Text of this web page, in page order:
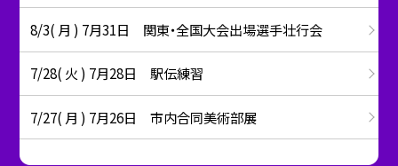
8/3( 月 ) 7月31日 関東・全国大会出場選手壮行会
7/28( 火 ) 7月28日 駅伝練習
7/27( 月 ) 7月26日 市内合同美術部展